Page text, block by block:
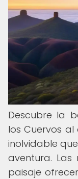
Descubre la
los Cuervos
inolvidable
aventura. Las
paisaje